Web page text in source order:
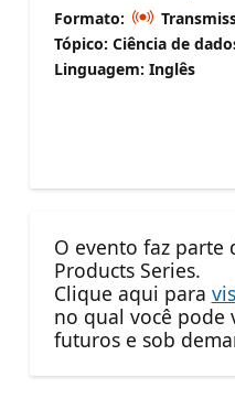
Formato:
Tópico: Ciência de
Linguagem: Inglês
O evento faz parte
Products Series.
Clique aqui para
no qual você pode
futuros e sob